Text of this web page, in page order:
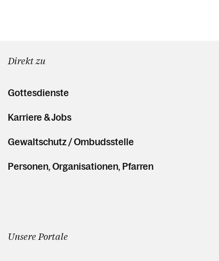
Direkt zu
Gottesdienste
Karriere & Jobs
Gewaltschutz / Ombudsstelle
Personen, Organisationen, Pfarren
Unsere Portale